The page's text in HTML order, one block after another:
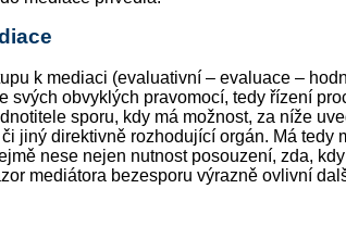
k mediaci (evaluativní – evaluace –
svých obvyklých pravomocí, tedy řízení
sporu, kdy má možnost, za níže
jiný direktivně rozhodující orgán. Má
nese nejen nutnost posouzení, zda,
mediátora bezesporu výrazně ovlivní